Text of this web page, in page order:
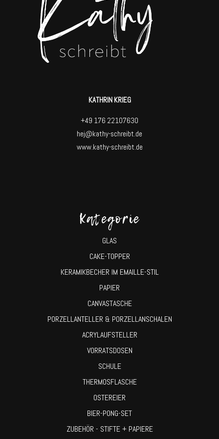
KATHRIN KRIEG
+49 176 22107630
hej@kathy-schreibt.de
www.kathy-schreibt.de
Kategorie
GLAS
CAKE-TOPPER
KERAMIKBECHER IM EMAILLE-STIL
PAPIER
CANVASTASCHE
PORZELLANTELLER & PORZELLANSCHALEN
ACRYLAUFSTELLER
VORRATSDOSEN
SCHULE
THERMOSFLASCHE
OSTEREIER
BIER-PONG-SET
ZUBEHÖR - STIFTE + PAPIERE